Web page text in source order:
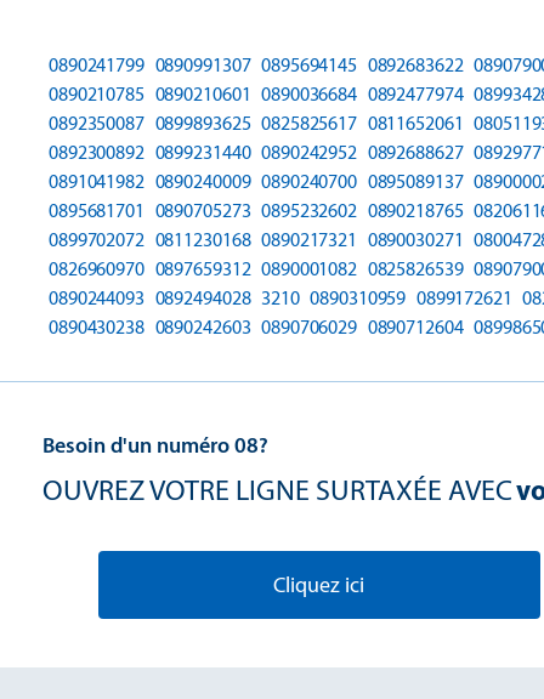
0890241799 0890991307 0895694145 0892683622
0890210785 0890210601 0890036684 0892477974
0892350087 0899893625 0825825617 0811652061
0892300892 0899231440 0890242952 0892688627
0891041982 0890240009 0890240700 0895089137
0895681701 0890705273 0895232602 0890218765
0899702072 0811230168 0890217321 0890030271
0826960970 0897659312 0890001082 0825826539
0890244093 0892494028 3210 0890310959 0899172621
0890430238 0890242603 0890706029 0890712604
Besoin d'un numéro 08?
OUVREZ VOTRE LIGNE SURTAXÉE AVEC
Cliquez ici